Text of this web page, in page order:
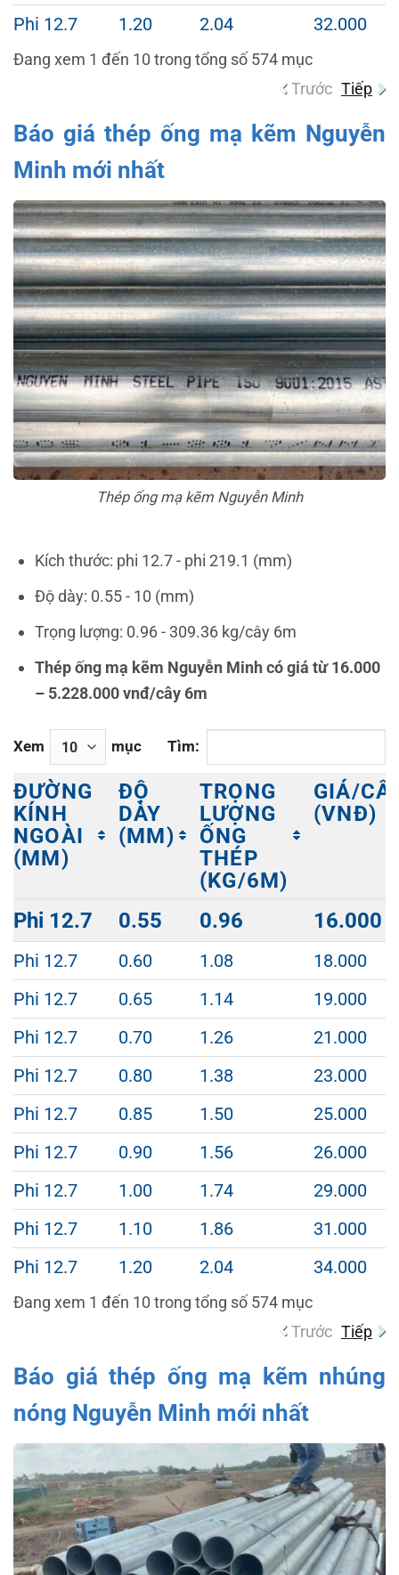
Phi 12.7 1.20 2.04 32.000
Đang xem 1 đến 10 trong tổng số 574 mục
Trước Tiếp
Báo giá thép ống mạ kẽm Nguyễn
Minh mới nhất
Thép ống mạ kẽm Nguyễn Minh
Kích thước: phi 12.7 - phi 219.1 (mm)
Độ dày: 0.55 - 10 (mm)
Trọng lượng: 0.96 - 309.36 kg/cây 6m
Thép ống mạ kẽm Nguyễn Minh có giá từ 16.000
– 5.228.000 vnđ/cây 6m
Xem mục Tìm:
ĐƯỜNG
KÍNH
NGOÀI
(MM)
ĐỘ
DÀY
(MM)
TRỌNG
LƯỢNG
ỐNG
THÉP
(KG/6M)
GIÁ/
(VNĐ)
ĐƯỜNG
KÍNH
NGOÀI
(MM)
ĐỘ
DÀY
(MM)
TRỌNG
LƯỢNG
ỐNG
THÉP
(KG/6M)
GIÁ/
(VNĐ)
Phi 12.7 0.55 0.96 16.000
Phi 12.7 0.60 1.08
18.000
Phi 12.7
0.65 1.14
19.000
Phi 12.7
0.70 1.26
21.000
Phi 12.7
0.80 1.38
23.000
Phi 12.7
0.85 1.50
25.000
Phi 12.7
0.90 1.56
26.000
Phi 12.7
1.00 1.74
29.000
Phi 12.7
1.10 1.86
31.000
Phi 12.7
1.20 2.04 34.000
Đang xem 1 đến 10 trong tổng số 574 mục
Trước Tiếp
Báo giá thép ống mạ kẽm nhúng
nóng Nguyễn Minh mới nhất